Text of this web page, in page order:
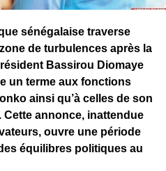
sénégalaise traverse
de turbulences après la
Bassirou Diomaye
un terme aux fonctions
ainsi qu’à celles de son
annonce, inattendue
ouvre une période
équilibres politiques au